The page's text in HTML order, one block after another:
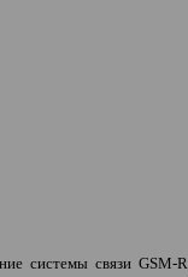
системы связи GSM-R